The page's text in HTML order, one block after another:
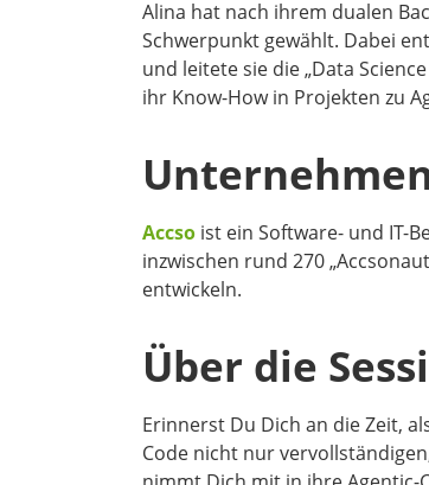
Alina hat nach ihrem dualen
Schwerpunkt gewählt. Dabei
und leitete sie die „Data
ihr Know-How in Projekten zu
Accso ist ein Software- und IT-
inzwischen rund 270
entwickeln.
Über die
Erinnerst Du Dich an die Zeit,
Code nicht nur